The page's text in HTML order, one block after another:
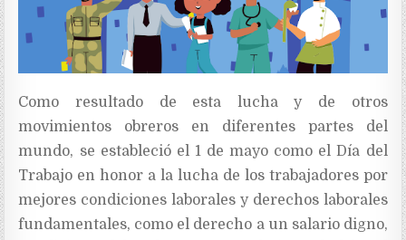
Como resultado de esta lucha y de otros
movimientos obreros en diferentes partes del
mundo, se estableció el 1 de mayo como el Día del
Trabajo en honor a la lucha de los trabajadores por
mejores condiciones laborales y derechos laborales
fundamentales, como el derecho a un salario digno,